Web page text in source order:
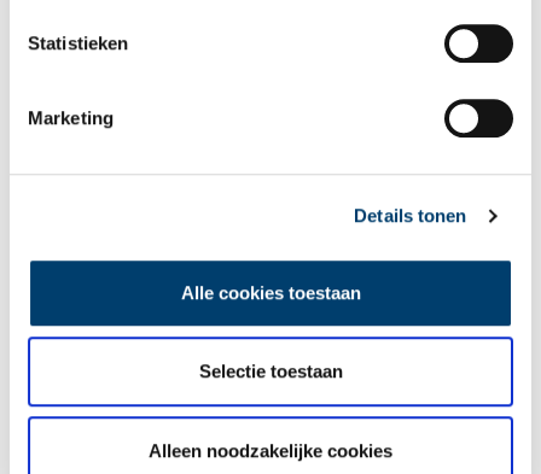
Statistieken
Marketing
Details tonen
Alle cookies toestaan
Selectie toestaan
Alleen noodzakelijke cookies
Een jaar rond in de Eendenkooi ’t Zand